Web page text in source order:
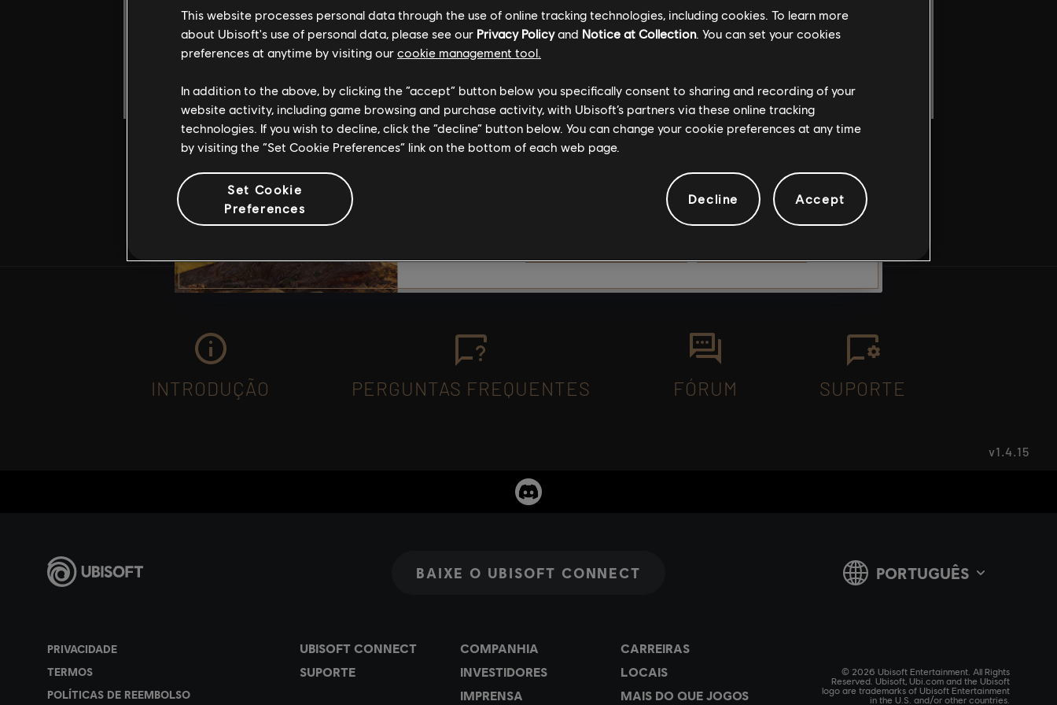
AUSENTE DO
REGISTRO DE
HISTÓRIAS
ENGLISH
PUBLICADA EMJAN 26, 2026
foram criadas pela comunidade e,
desse modo, certos conteúdos
podem não ser apropriados para
reproduzido no trabalho.
Ao consumir este conteúdo, você
concorda que compreende os
INTRODUÇÃO PERGUNTAS FREQUENTES FÓRUM SUPORTE
v1.4.15
This website processes personal data through the use of online tracking technologies, including cookies. To learn more
about Ubisoft's use of personal data, please see our Privacy Policyand Notice at Collection. You can set your cookies
preferences at anytime by visiting our cookie management tool.
In addition to the above, by clicking the “accept” button below you specifically consent to sharing and recording of your
website activity, including game browsing and purchase activity, with Ubisoft’s partners via these online tracking
technologies. If you wish to decline, click the “decline” button below. You can change your cookie preferences at any time
by visiting the “Set Cookie Preferences” link on the bottom of each web page.
Set Cookie
Preferences
Decline Accept